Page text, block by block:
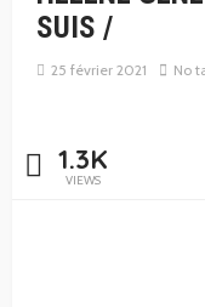
SUIS /
25 février 2021 No
1.3K
VIEWS